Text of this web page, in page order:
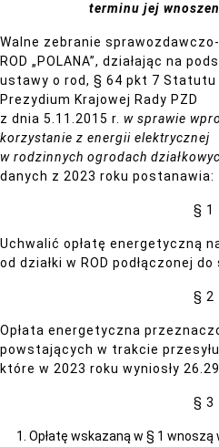
terminu jej
Walne zebranie
ROD „POLANA”, działając na
ustawy o rod, § 64 pkt 7 Statutu
Prezydium Krajowej Rady PZD
z dnia 5.11.2015 r. w sprawie
korzystanie z energii elektrycznej
w rodzinnych ogrodach
danych z 2023 roku postanawia:
§ 1
Uchwalić opłatę energetyczną
od działki w ROD podłączonej
§ 2
Opłata energetyczna
powstających w trakcie
które w 2023 roku wyniosły
§ 3
Opłatę wskazaną w § 1 wnoszą